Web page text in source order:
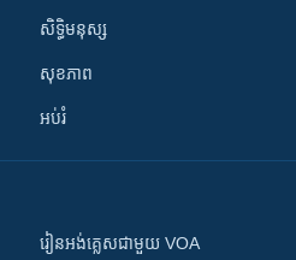
សិទ្ធិមនុស្ស
សុខភាព
អប់រំ
រៀន​​​​​​អង់គ្លេស​​ជាមួយ VOA